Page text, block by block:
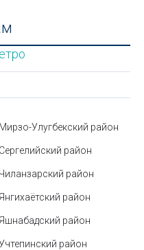
или обычный
Мирзо-Улугбекский район
Сергелийский район
Чиланзарский район
Янгихаётский район
Яшнабадский район
район